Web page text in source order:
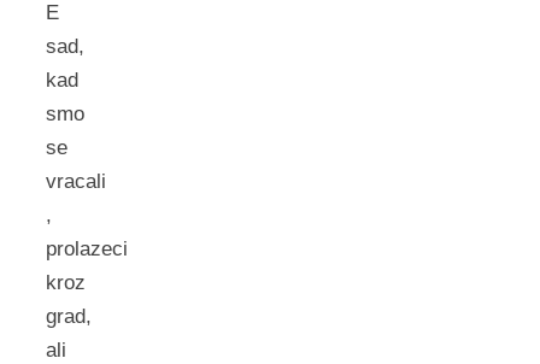
E
sad,
kad
smo
se
vracali
,
prolazeci
kroz
grad,
ali